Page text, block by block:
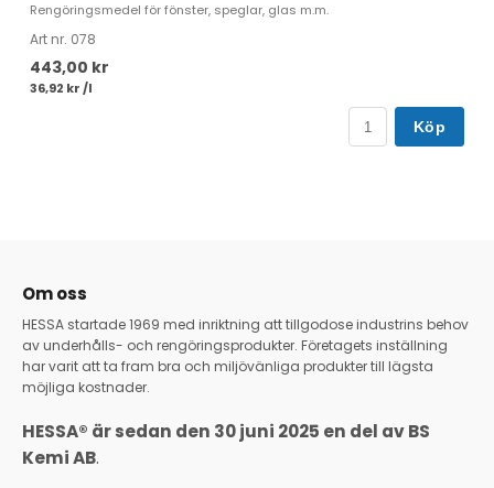
Rengöringsmedel för fönster, speglar, glas m.m.
Art nr. 078
443,00 kr
36,92 kr /l
Köp
Om oss
HESSA startade 1969 med inriktning att tillgodose industrins behov
av underhålls- och rengöringsprodukter. Företagets inställning
har varit att ta fram bra och miljövänliga produkter till lägsta
möjliga kostnader.
HESSA® är sedan den 30 juni 2025 en del av BS
Kemi AB.